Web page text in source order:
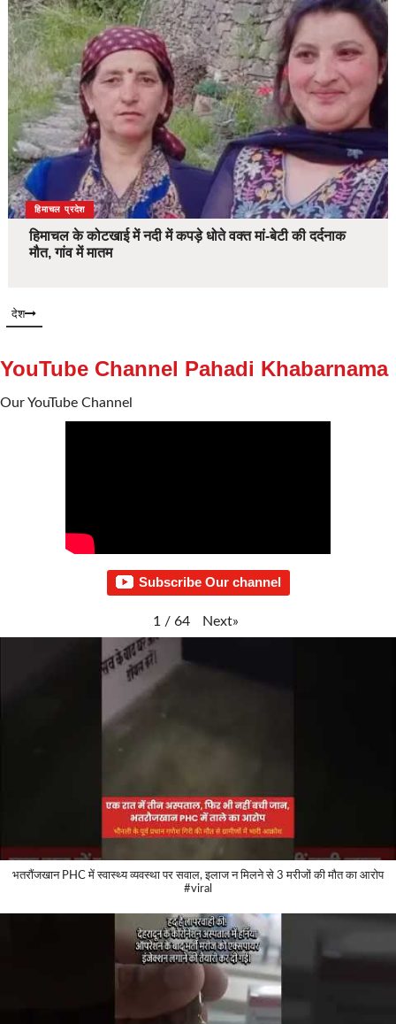
देश
हिमाचल प्रदेश
हिमाचल के कोटखाई में नदी में कपड़े धोते वक्त मां-बेटी की दर्दनाक
मौत, गांव में मातम
देश
YouTube Channel Pahadi Khabarnama
Our YouTube Channel
Subscribe Our channel
1 / 64 Next»
भतरौंजखान PHC में स्वास्थ्य व्यवस्था पर सवाल, इलाज न मिलने से 3 मरीजों की मौत का आरोप
#viral